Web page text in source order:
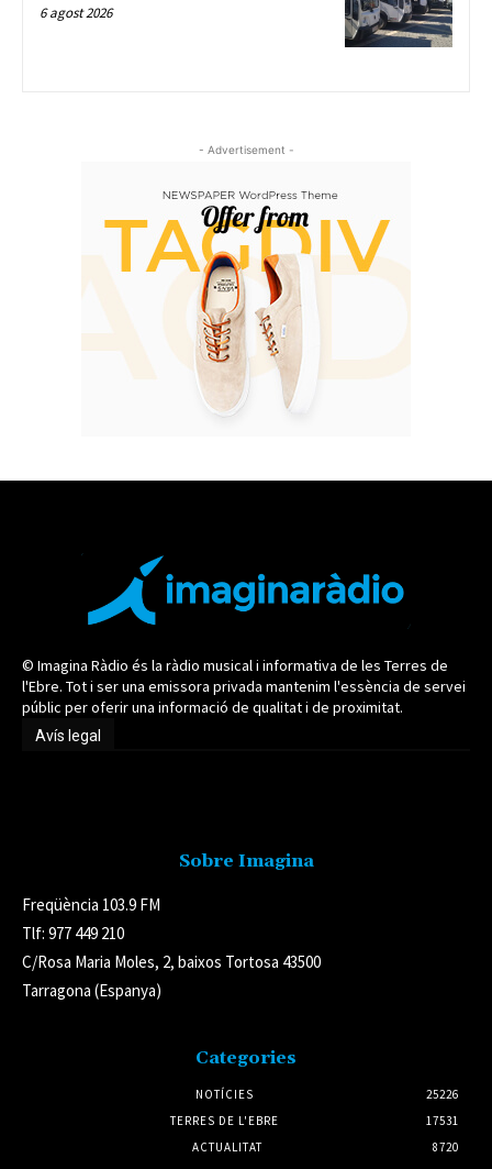
6 agost 2026
- Advertisement -
© Imagina Ràdio és la ràdio musical i informativa de les Terres de
l'Ebre. Tot i ser una emissora privada mantenim l'essència de servei
públic per oferir una informació de qualitat i de proximitat.
Avís legal
Sobre Imagina
Freqüència 103.9 FM
Tlf: 977 449 210
C/Rosa Maria Moles, 2, baixos Tortosa 43500
Tarragona (Espanya)
Categories
NOTÍCIES
25226
TERRES DE L'EBRE
17531
ACTUALITAT
8720